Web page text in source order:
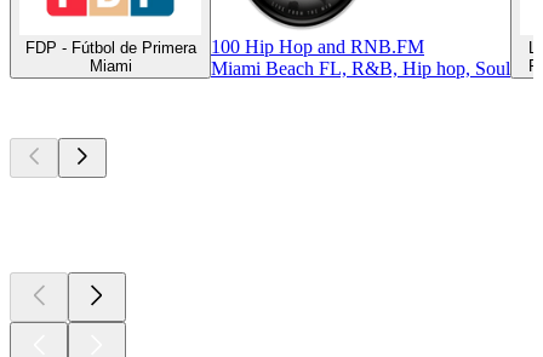
FDP - Fútbol de Primera
Miami
100 Hip Hop and RNB.FM
Miami Beach FL, R&B, Hip hop, Soul